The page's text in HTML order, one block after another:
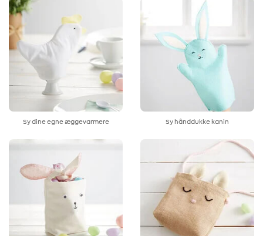
Sy dine egne æggevarmere Sy hånddukke kanin